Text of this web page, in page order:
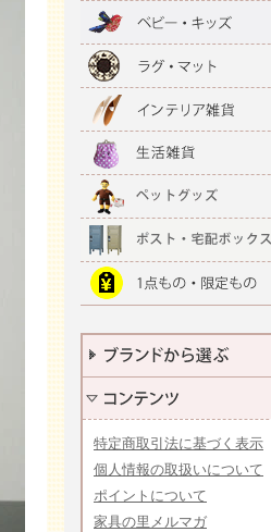
特定商取引法に基づく表示
個人情報の取扱いについて
ポイントについて
家具の里メルマガ